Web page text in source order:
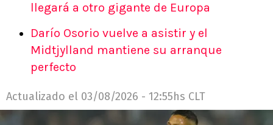
llegará a otro gigante de Europa
Darío Osorio vuelve a asistir y el
Midtjylland mantiene su arranque
perfecto
Actualizado el 03/08/2026 - 12:55hs CLT